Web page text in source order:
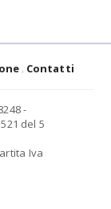
Contatti
-
del 5
Iva